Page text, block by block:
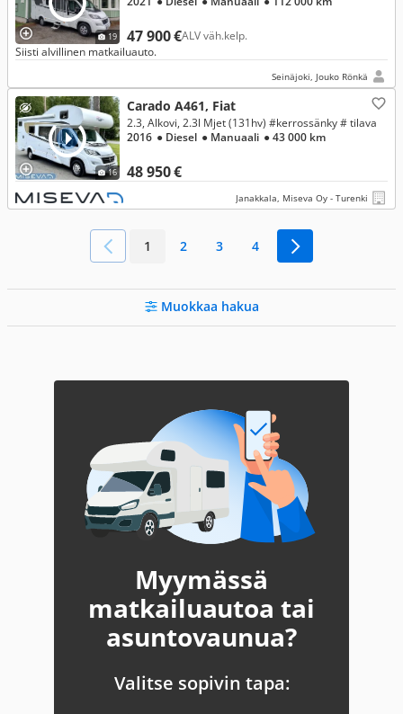
19 47 900 €ALV väh.kelp.
Siisti alvillinen matkailuauto.
Seinäjoki, Jouko Rönkä
16
Carado A461, Fiat
48 950 €
2.3, Alkovi, 2.3l Mjet (131hv) #kerrossänky # tilava
2016 ● Diesel ● Manuaali ● 43 000 km
Janakkala, Miseva Oy - Turenki
1 2 3 4
Muokkaa hakua
Myymässä
matkailuautoa tai
asuntovaunua?
Valitse sopivin tapa: